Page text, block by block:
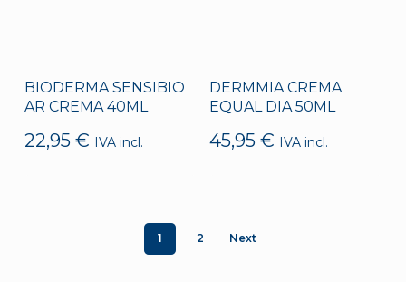
BIODERMA SENSIBIO
AR CREMA 40ML
22,95 € IVA incl.
DERMMIA CREMA
EQUAL DIA 50ML
45,95€ IVA incl.
1 2 Next